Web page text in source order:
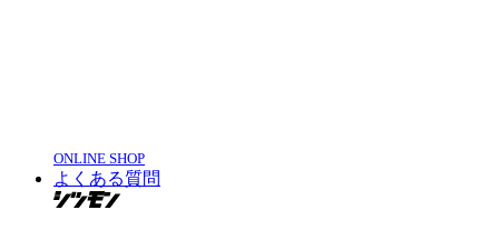
ONLINE SHOP
よくある質問